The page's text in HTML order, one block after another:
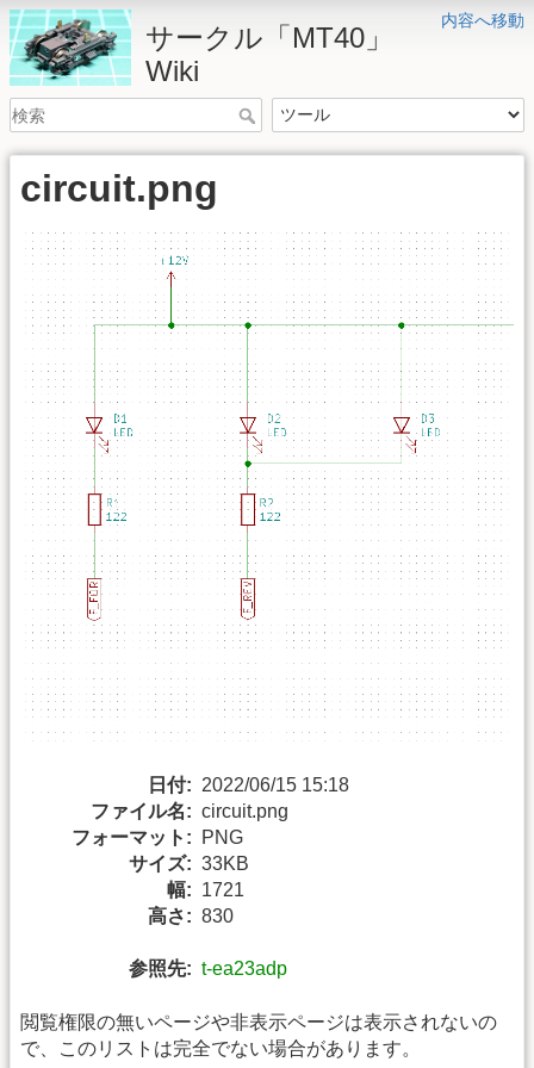
内容へ移動
サークル「MT40」
Wiki
circuit.png
日付: 2022/06/15 15:18
ファイル名: circuit.png
フォーマット:
PNG
サイズ: 33KB
幅: 1721
高さ: 830
参照先: t-ea23adp
閲覧権限の無いページや非表示ページは表示されないの
で、このリストは完全でない場合があります。